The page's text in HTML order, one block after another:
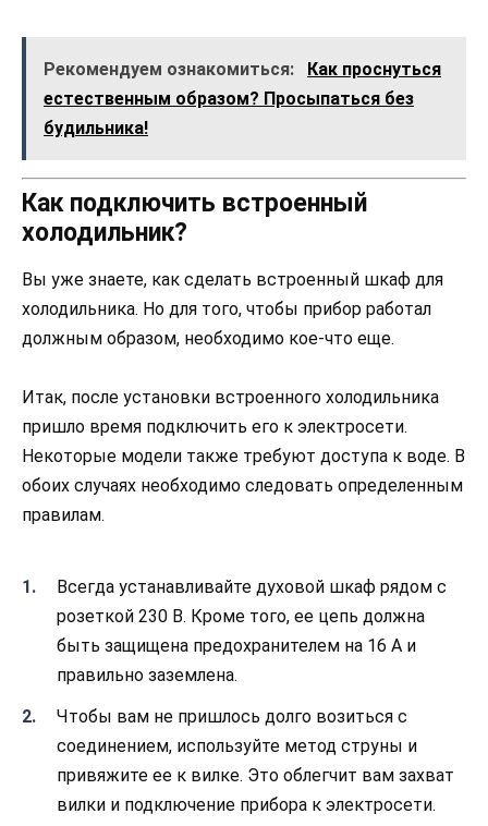
Рекомендуем ознакомиться:
Как проснуться
естественным образом? Просыпаться без
будильника!
Как подключить встроенный
холодильник?
Вы уже знаете, как сделать встроенный шкаф для
холодильника. Но для того, чтобы прибор работал
должным образом, необходимо кое-что еще.
Итак, после установки встроенного холодильника
пришло время подключить его к электросети.
Некоторые модели также требуют доступа к воде. В
обоих случаях необходимо следовать определенным
правилам.
Всегда устанавливайте духовой шкаф рядом с
розеткой 230 В. Кроме того, ее цепь должна
быть защищена предохранителем на 16 А и
правильно заземлена.
Чтобы вам не пришлось долго возиться с
соединением, используйте метод струны и
привяжите ее к вилке. Это облегчит вам захват
вилки и подключение прибора к электросети.